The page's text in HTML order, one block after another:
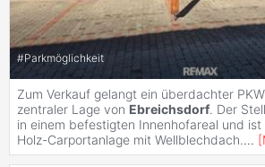
#Parkmöglichkeit
Zum Verkauf gelangt ein überdachter
zentraler Lage von Ebreichsdorf. Der
in einem befestigten Innenhofareal und ist
Holz-Carportanlage mit Wellblechdach.... [